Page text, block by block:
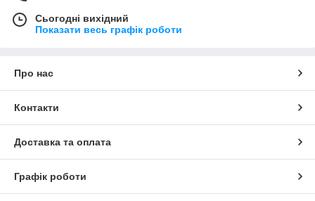
Сьогодні вихідний
Показати весь графік роботи
Про нас
Контакти
Доставка та оплата
Графік роботи